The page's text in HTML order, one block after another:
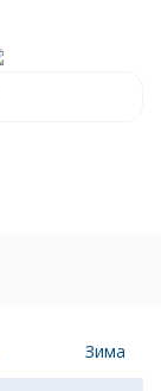
Зима